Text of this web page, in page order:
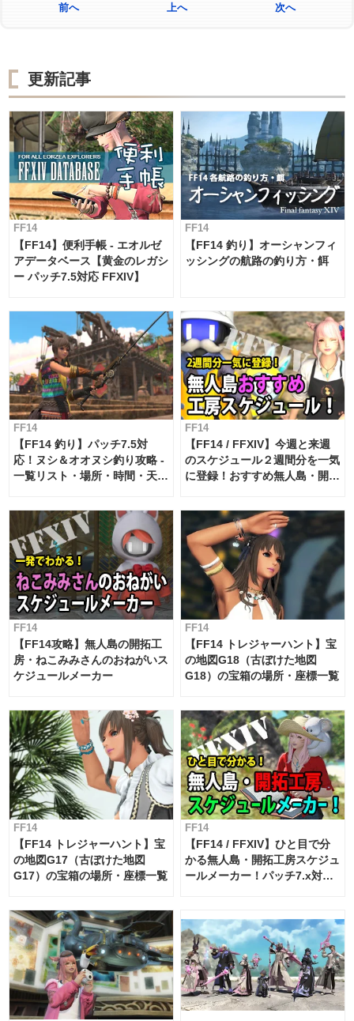
前へ 上へ 次へ
更新記事
FF14
【FF14】便利手帳 - エオルゼ
アデータベース【黄金のレガシ
ー パッチ7.5対応 FFXIV】
FF14
【FF14 釣り】オーシャンフィ
ッシングの航路の釣り方・餌
FF14
【FF14 釣り】パッチ7.5対
応！ヌシ＆オオヌシ釣り攻略 -
一覧リスト・場所・時間・天
FF14
【FF14 / FFXIV】今週と来週
のスケジュール２週間分を一気
に登録！おすすめ無人島・開拓
対応 / 毎週更新中】
FF14
【FF14攻略】無人島の開拓工
房・ねこみみさんのおねがいス
ケジュールメーカー
FF14
【FF14 トレジャーハント】宝
の地図G18（古ぼけた地図
G18）の宝箱の場所・座標一覧
FF14
【FF14 トレジャーハント】宝
の地図G17（古ぼけた地図
G17）の宝箱の場所・座標一覧
FF14
【FF14 / FFXIV】ひと目で分
かる無人島・開拓工房スケジュ
ールメーカー！パッチ7.x対応